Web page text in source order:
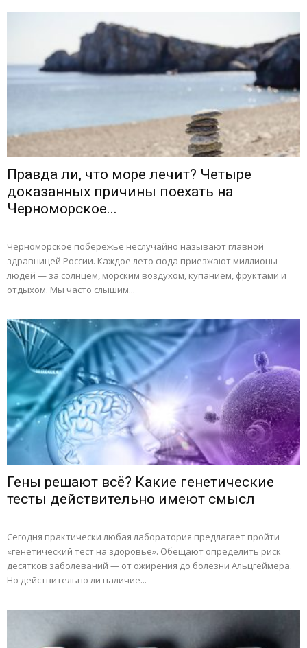
Правда ли, что море лечит? Четыре
доказанных причины поехать на
Черноморское...
Черноморское побережье неслучайно называют главной
здравницей России. Каждое лето сюда приезжают миллионы
людей — за солнцем, морским воздухом, купанием, фруктами и
отдыхом. Мы часто слышим...
Гены решают всё? Какие генетические
тесты действительно имеют смысл
Сегодня практически любая лаборатория предлагает пройти
«генетический тест на здоровье». Обещают определить риск
десятков заболеваний — от ожирения до болезни Альцгеймера.
Но действительно ли наличие...